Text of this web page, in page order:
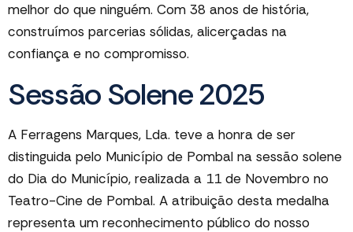
melhor do que ninguém. Com 38 anos de história,
construímos parcerias sólidas, alicerçadas na
confiança e no compromisso.
Sessão Solene 2025
A Ferragens Marques, Lda. teve a honra de ser
distinguida pelo Município de Pombal na sessão solene
do Dia do Município, realizada a 11 de Novembro no
Teatro-Cine de Pombal. A atribuição desta medalha
representa um reconhecimento público do nosso